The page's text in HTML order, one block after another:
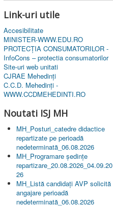
Link-uri utile
Accesibilitate
MINISTER-WWW.EDU.RO
PROTECȚIA CONSUMATORILOR -
InfoCons – protectia consumatorilor
Site-uri web unitati
CJRAE Mehedinți
C.C.D. Mehedinţi -
WWW.CCDMEHEDINTI.RO
Noutati ISJ MH
MH_Posturi_catedre didactice
repartizate pe perioadă
nedeterminată_06.08.2026
MH_Programare ședințe
repartizare_20.08.2026_04.09.20
26
MH_Listă candidați AVP solicită
angajare perioadă
nedeterminată_06.08.2026